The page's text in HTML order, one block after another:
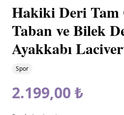
Hakiki Deri
Taban ve Bilek
Ayakkabı
Spor
2.199,00 ₺